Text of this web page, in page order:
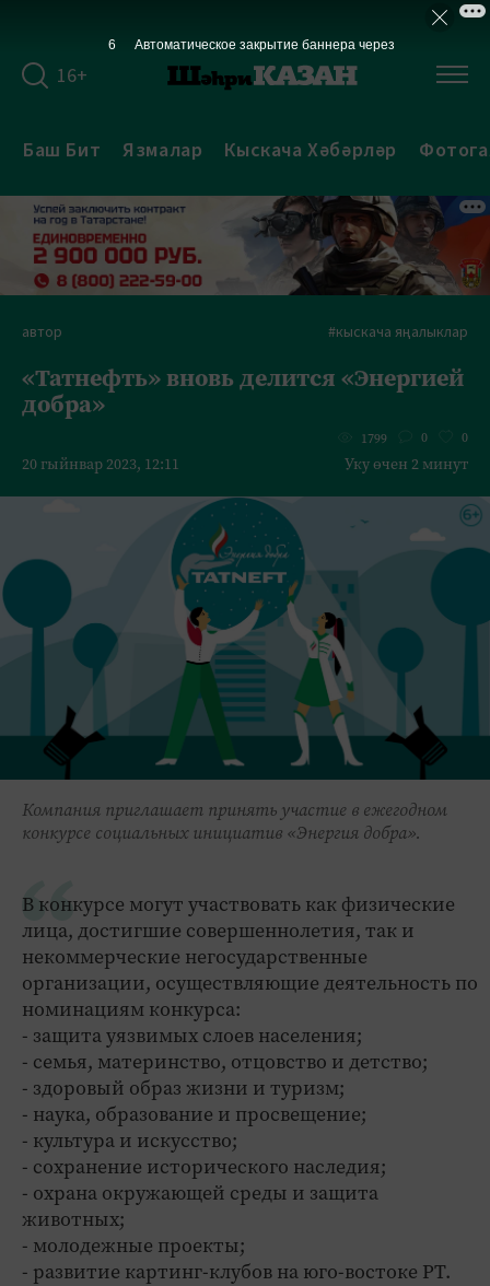
16+
Баш Бит Язмалар Кыскача Хәбәрләр
автор #кыскача яңалыклар
«Татнефть» вновь делится «Энергией
добра»
20 гыйнвар 2023, 12:11
1799 0 0
Уку өчен 2 минут
Компания приглашает принять участие в ежегодном
конкурсе социальных инициатив «Энергия добра».
В конкурсе могут участвовать как физические
лица, достигшие совершеннолетия, так и
некоммерческие негосударственные
организации, осуществляющие деятельность по
номинациям конкурса:
- защита уязвимых слоев населения;
- семья, материнство, отцовство и детство;
- здоровый образ жизни и туризм;
- наука, образование и просвещение;
- культура и искусство;
- сохранение исторического наследия;
- охрана окружающей среды и защита
животных;
- молодежные проекты;
- развитие картинг-клубов на юго-востоке РТ.
5 Автоматическое закрытие баннера через